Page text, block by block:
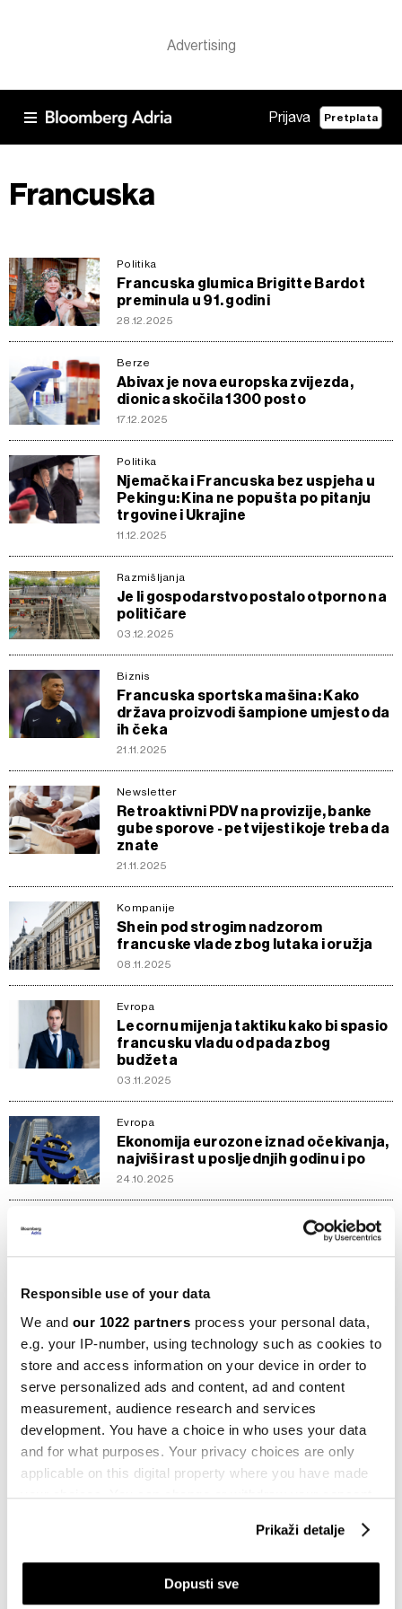
Responsible use of your data
We and our 1022 partners process your personal data,
e.g. your IP-number, using technology such as cookies to
store and access information on your device in order to
serve personalized ads and content, ad and content
measurement, audience research and services
development. You have a choice in who uses your data
and for what purposes. Your privacy choices are only
applicable on this digital property where you have made
your choices. You can change or withdraw your consent
If you allow, we would also like to:
Collect information about your geographical
Prikaži detalje
Dopusti sve
Prijava Pretplata
Francuska
Politika
Francuska glumica Brigitte Bardot
preminula u 91. godini
28.12.2025
Berze
Abivax je nova europska zvijezda,
dionica skočila 1300 posto
17.12.2025
Politika
Njemačka i Francuska bez uspjeha u
Pekingu: Kina ne popušta po pitanju
trgovine i Ukrajine
11.12.2025
Razmišljanja
Je li gospodarstvo postalo otporno na
političare
03.12.2025
Biznis
Francuska sportska mašina: Kako
država proizvodi šampione umjesto da
ih čeka
21.11.2025
Newsletter
Retroaktivni PDV na provizije, banke
gube sporove - pet vijesti koje treba da
znate
21.11.2025
Kompanije
Shein pod strogim nadzorom
francuske vlade zbog lutaka i oružja
08.11.2025
Evropa
Lecornu mijenja taktiku kako bi spasio
francusku vladu od pada zbog
budžeta
03.11.2025
Evropa
Ekonomija eurozone iznad očekivanja,
najviši rast u posljednjih godinu i po
24.10.2025
S&P neočekivano snizio kreditni
rejting Francuske
Evropa
Treće sniženje kreditnog rejtinga
upozorenje Francuskoj da se uozbilji
Zašto je makronizam definitivno
propao
13.10.2025
Druga šansa: Macron ponovno